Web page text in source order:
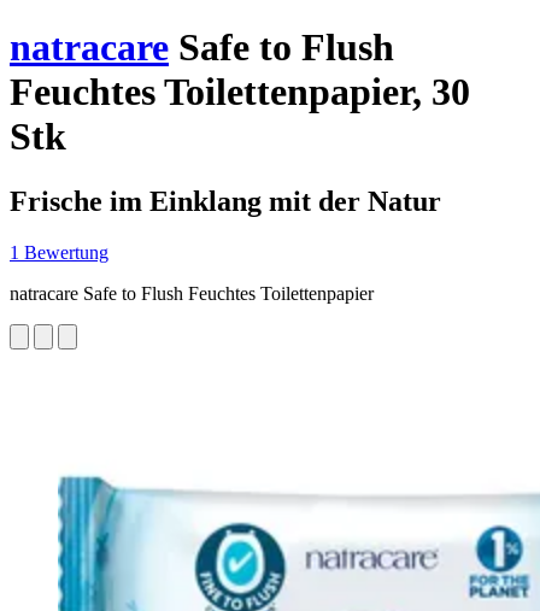
natracare Safe to Flush
Feuchtes Toilettenpapier, 30
Stk
Frische im Einklang mit der Natur
1 Bewertung
natracare Safe to Flush Feuchtes Toilettenpapier